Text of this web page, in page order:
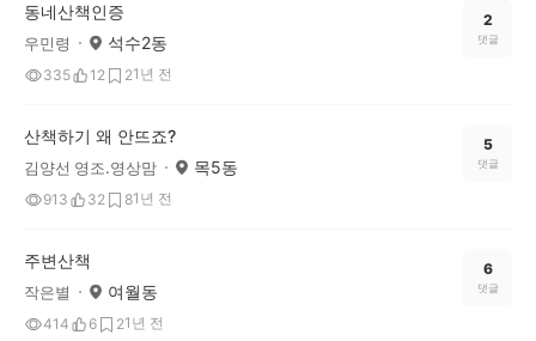
동네산책인증
우민령 석수2동
335 12 21년 전
2
댓글
산책하기 왜 안뜨죠?
김양선 영조.영상맘 목5동
913 32 81년 전
5
댓글
주변산책
작은별 여월동
414 6 21년 전
6
댓글